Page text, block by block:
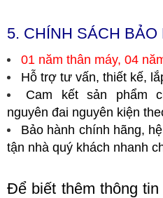
5. CHÍNH SÁCH BẢO
01 năm thân máy, 04
Hỗ trợ tư vấn, thiết kế,
Cam kết sản phẩm
nguyên đai nguyên kiện
Bảo hành chính hãng,
tận nhà quý khách nhanh
Để biết thêm thông